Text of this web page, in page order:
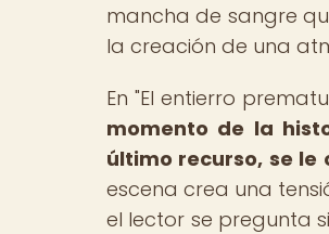
mancha de sangre
la creación de una
En "El entierro
momento de la
último recurso, se
escena crea una
el lector se pregunta